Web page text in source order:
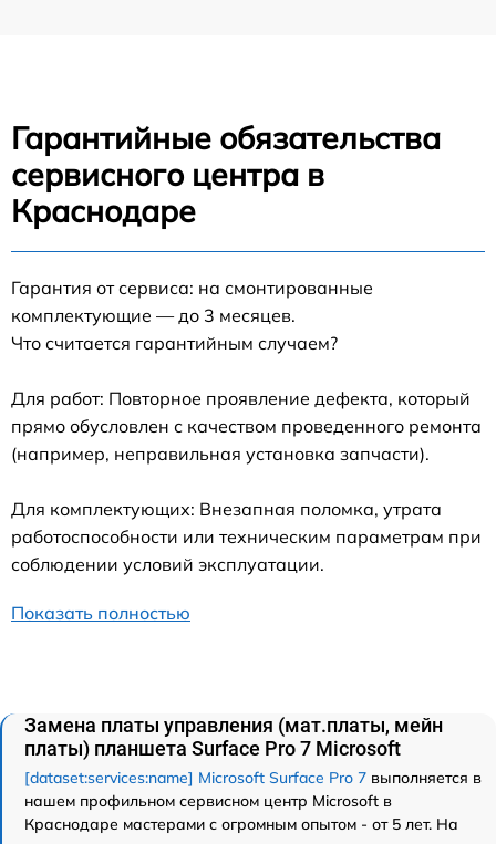
Гарантийные обязательства
сервисного центра в
Краснодаре
Гарантия от сервиса: на смонтированные
комплектующие — до 3 месяцев.
Что считается гарантийным случаем?
Для работ: Повторное проявление дефекта, который
прямо обусловлен с качеством проведенного ремонта
(например, неправильная установка запчасти).
Для комплектующих: Внезапная поломка, утрата
работоспособности или техническим параметрам при
соблюдении условий эксплуатации.
Показать полностью
Замена платы управления (мат.платы, мейн
платы) планшета Surface Pro 7 Microsoft
[dataset:services:name] Microsoft Surface Pro 7 выполняется в
нашем профильном сервисном центр Microsoft в
Краснодаре мастерами с огромным опытом - от 5 лет. На